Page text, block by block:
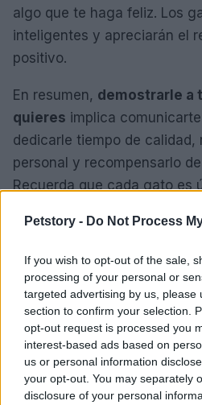
Petstory - Do Not Process
If you wish to opt-out of the sale,
processing of your personal or
targeted advertising by us, please
section to confirm your selection.
opt-out request is processed you
interest-based ads based on
us or personal information
your opt-out. You may separately
disclosure of your personal
algo que te haga feliz. Los
inteligentes y apreciarán el
positivo.
En resumen, demostrarle a
quieres implica
dedicarle tiempo de calidad,
personal y recompensarlo
Recuerda que cada gato es
preferencias diferentes, por
observar y entender las
paciencia y amor, podrás
fuerte y duradero con tu
AUTOR
Redacción